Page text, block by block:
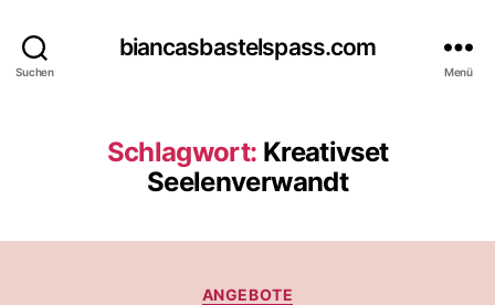
Suchen
biancasbastelspass.com
Menü
Schlagwort: Kreativset
Seelenverwandt
Kategorien
ANGEBOTE